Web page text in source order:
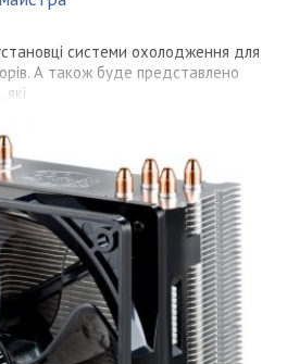
системи охолодження для
А також буде представлено